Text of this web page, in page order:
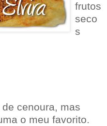
frutos
seco
s
cenoura, mas
o meu favorito.